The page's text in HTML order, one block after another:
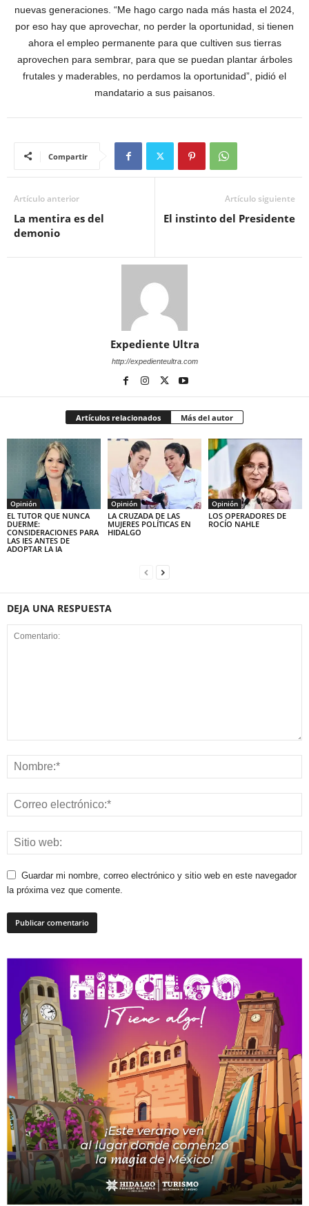
nuevas generaciones. “Me hago cargo nada más hasta el 2024,
por eso hay que aprovechar, no perder la oportunidad, si tienen
ahora el empleo permanente para que cultiven sus tierras
aprovechen para sembrar, para que se puedan plantar árboles
frutales y maderables, no perdamos la oportunidad”, pidió el
mandatario a sus paisanos.
Compartir
Artículo anterior
La mentira es del
demonio
Artículo siguiente
El instinto del Presidente
Expediente Ultra
http://expedienteultra.com
Artículos relacionados Más del autor
Opinión
EL TUTOR QUE NUNCA
DUERME:
CONSIDERACIONES PARA
LAS IES ANTES DE
ADOPTAR LA IA
Opinión
LA CRUZADA DE LAS
MUJERES POLÍTICAS EN
HIDALGO
Opinión
LOS OPERADORES DE
ROCÍO NAHLE
DEJA UNA RESPUESTA
Guardar mi nombre, correo electrónico y sitio web en este navegador
la próxima vez que comente.